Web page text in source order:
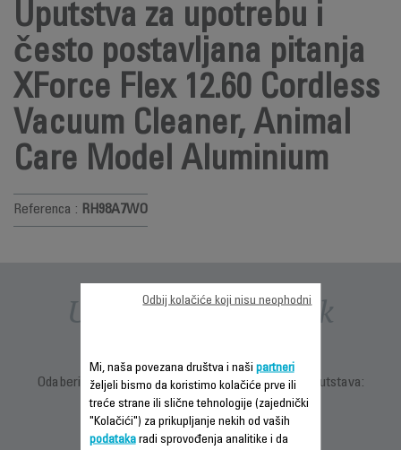
Uputstva za upotrebu i
često postavljana pitanja
XForce Flex 12.60 Cordless
Vacuum Cleaner, Animal
Care Model Aluminium
Referenca : RH98A7WO
Uputstva i priručnik
Odaberite jezik za prikaz uputstava i korisničkih uputstava:
Mi, naša povezana društva i naši partneri
željeli bismo da koristimo kolačiće prve ili
treće strane ili slične tehnologije (zajednički
"Kolačići") za prikupljanje nekih od vaših
podatakaradi sprovođenja analitike i da
Odbij kolačiće koji nisu neophodni